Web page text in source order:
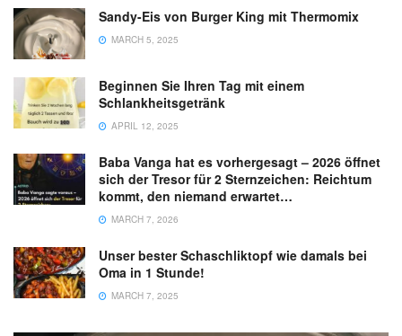
Sandy-Eis von Burger King mit Thermomix
MARCH 5, 2025
Beginnen Sie Ihren Tag mit einem
Schlankheitsgetränk
APRIL 12, 2025
Baba Vanga hat es vorhergesagt – 2026 öffnet
sich der Tresor für 2 Sternzeichen: Reichtum
kommt, den niemand erwartet…
MARCH 7, 2026
Unser bester Schaschliktopf wie damals bei
Oma in 1 Stunde!
MARCH 7, 2025